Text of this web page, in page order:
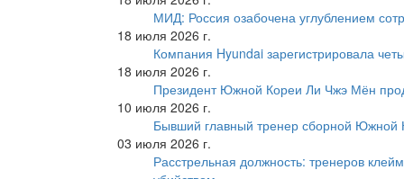
МИД: Россия озабочена углублением
18 июля 2026 г.
Компания Hyundai зарегистрировала
18 июля 2026 г.
Президент Южной Кореи Ли Чжэ Мён
10 июля 2026 г.
Бывший главный тренер сборной Южной
03 июля 2026 г.
Расстрельная должность: тренеров